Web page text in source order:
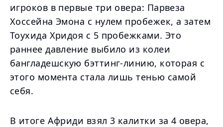
игроков в первые три овера: Парвеза
Хоссейна Эмона с нулем пробежек, а затем
Тоухида Хридоя с 5 пробежками. Это
раннее давление выбило из колеи
бангладешскую бэттинг-линию, которая с
этого момента стала лишь тенью самой
себя.
В итоге Африди взял 3 калитки за 4 овера,